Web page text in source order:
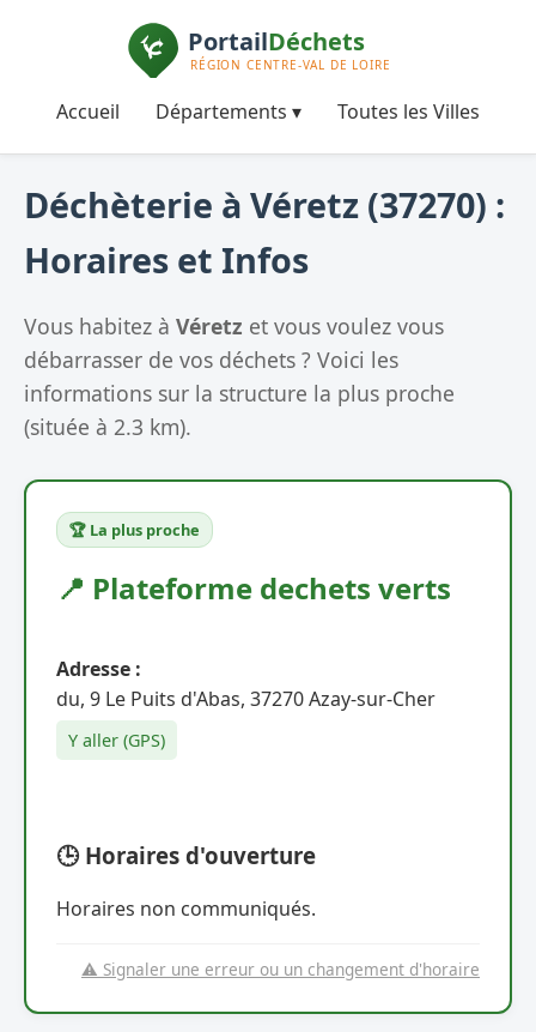
Accueil Départements ▾ Toutes les Villes
Déchèterie à Véretz (37270) :
Horaires et Infos
Vous habitez à Véretz et vous voulez vous
débarrasser de vos déchets ? Voici les
informations sur la structure la plus proche
(située à 2.3 km).
🏆 La plus proche
📍 Plateforme dechets verts
Adresse :
du, 9 Le Puits d'Abas, 37270 Azay-sur-Cher
Y aller (GPS)
🕒 Horaires d'ouverture
Horaires non communiqués.
⚠️ Signaler une erreur ou un changement d'horaire